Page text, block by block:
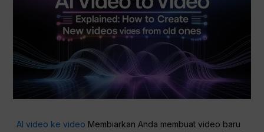
AI video ke video Membiarkan Anda membuat video baru